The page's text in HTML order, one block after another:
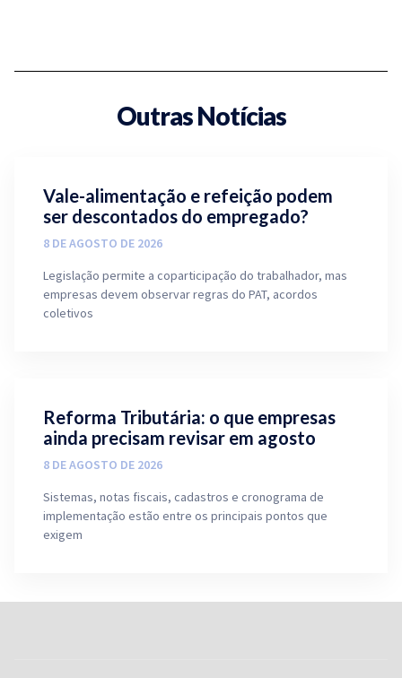
Outras Notícias
Vale-alimentação e refeição podem
ser descontados do empregado?
8 DE AGOSTO DE 2026
Legislação permite a coparticipação do trabalhador, mas
empresas devem observar regras do PAT, acordos
coletivos
Reforma Tributária: o que empresas
ainda precisam revisar em agosto
8 DE AGOSTO DE 2026
Sistemas, notas fiscais, cadastros e cronograma de
implementação estão entre os principais pontos que
exigem